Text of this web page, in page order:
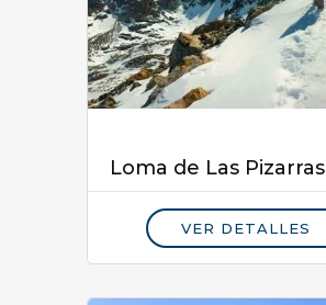
Loma de Las Pizarras
VER DETALLES